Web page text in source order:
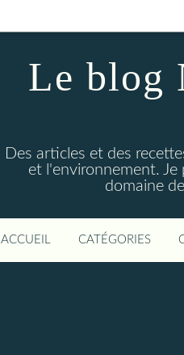
Le blog
Des articles et des
et l'environnement.
domaine
ACCUEIL CATÉGORIES